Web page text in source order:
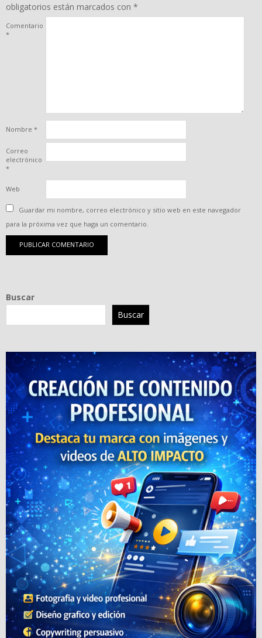
obligatorios están marcados con *
Comentario
*
Nombre *
Correo
electrónico
*
Web
Guardar mi nombre, correo electrónico y sitio web en este navegador
para la próxima vez que haga un comentario.
Buscar
Buscar